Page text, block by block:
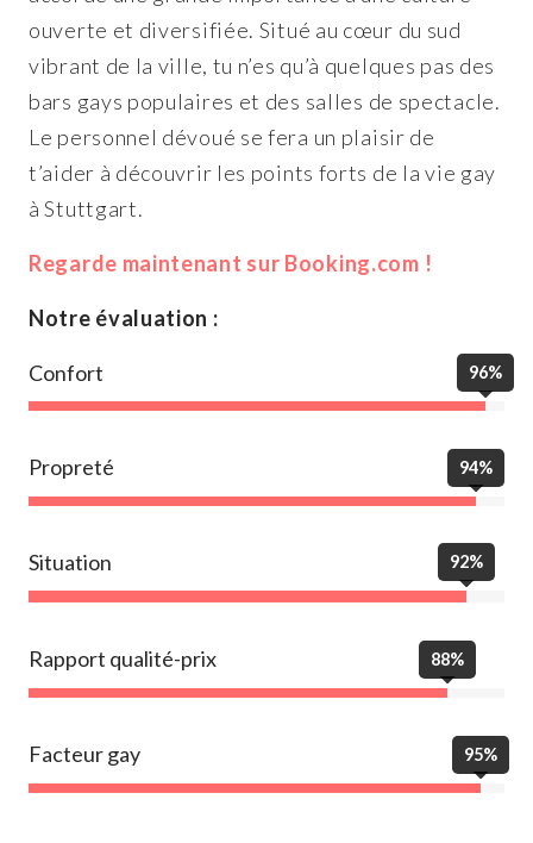
ouverte et diversifiée. Situé au cœur du sud
vibrant de la ville, tu n’es qu’à quelques pas des
bars gays populaires et des salles de spectacle.
Le personnel dévoué se fera un plaisir de
t’aider à découvrir les points forts de la vie gay
à Stuttgart.
Regarde maintenant sur Booking.com !
Notre évaluation :
Confort 96%
Propreté 94%
Situation 92%
Rapport qualité-prix 88%
Facteur gay 95%